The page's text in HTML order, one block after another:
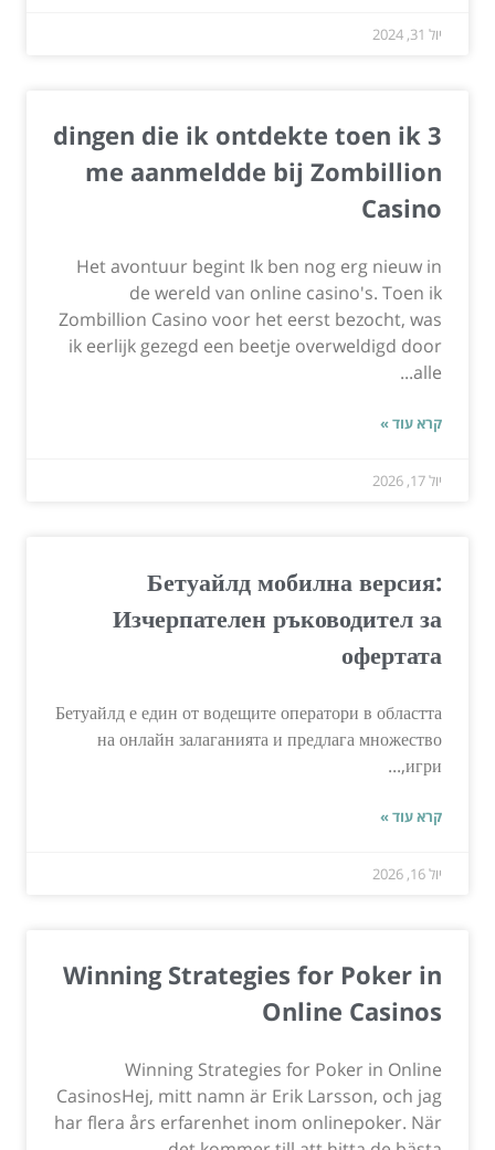
יול 31, 2024
3 dingen die ik ontdekte toen ik
me aanmeldde bij Zombillion
Casino
Het avontuur begint Ik ben nog erg nieuw in
de wereld van online casino's. Toen ik
Zombillion Casino voor het eerst bezocht, was
ik eerlijk gezegd een beetje overweldigd door
alle...
קרא עוד »
יול 17, 2026
Бетуайлд мобилна версия:
Изчерпателен ръководител за
офертата
Бетуайлд е един от водещите оператори в областта
на онлайн залаганията и предлага множество
игри,...
קרא עוד »
יול 16, 2026
Winning Strategies for Poker in
Online Casinos
Winning Strategies for Poker in Online
CasinosHej, mitt namn är Erik Larsson, och jag
har flera års erfarenhet inom onlinepoker. När